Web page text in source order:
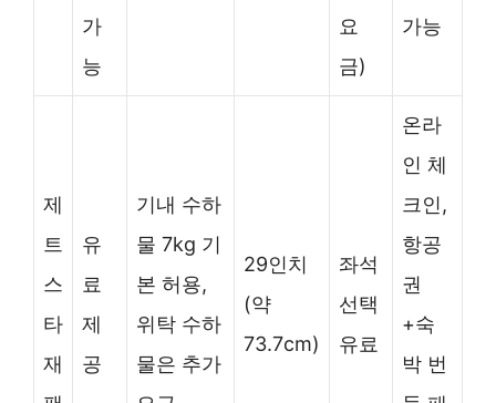
가
능
요
금)
가능
제
트
스
타
재
유
료
제
공
기내 수하
물 7kg 기
본 허용,
위탁 수하
물은 추가
29인치
(약
73.7cm)
좌석
선택
유료
온라
인 체
크인,
항공
권
+숙
박 번